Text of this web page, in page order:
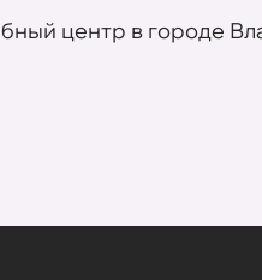
центр в городе